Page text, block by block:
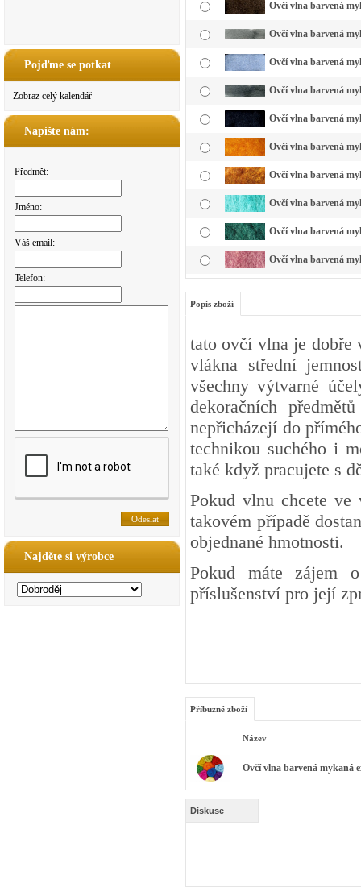
Pojďme se potkat
Zobraz celý kalendář
Napište nám:
Předmět:
Jméno:
Váš email:
Telefon:
Najděte si výrobce
Ovčí vlna barvená
Ovčí vlna barvená
Ovčí vlna barvená
Ovčí vlna barvená
Ovčí vlna barvená
Ovčí vlna barvená
Ovčí vlna barvená
Ovčí vlna barvená
Ovčí vlna barvená
Ovčí vlna barvená
Popis zboží
tato ovčí vlna je dobře
vlákna střední
všechny výtvarné
dekoračních
nepřicházejí do
technikou suchého i
také když pracujete s
Pokud vlnu chcete
takovém případě
objednané hmotnosti.
Pokud máte zájem
příslušenství pro její
Příbuzné zboží
Název
Ovčí vlna barvená mykaná
Diskuse